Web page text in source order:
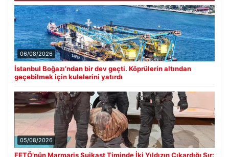
06/08/2026
İstanbul Boğazı’ndan bir dev geçti. Köprülerin altından
geçebilmek için kulelerini yatırdı
05/08/2026
FETÖ’nün Marmaris Suikast Timinde İki Yıldızın Çıkardığı Sır: